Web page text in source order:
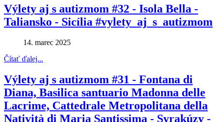
Výlety aj s autizmom #32 - Isola Bella -
Taliansko - Sicília #vylety_aj_s_autizmom
14. marec 2025
Čítať ďalej...
Výlety aj s autizmom #31 - Fontana di
Diana, Basilica santuario Madonna delle
Lacrime, Cattedrale Metropolitana della
Natività di Maria Santissima - Syrakúzy -